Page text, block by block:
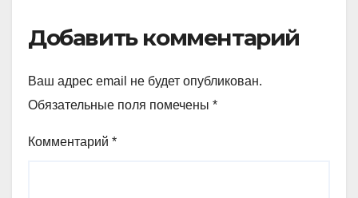
Добавить комментарий
Ваш адрес email не будет опубликован.
Обязательные поля помечены *
Комментарий *